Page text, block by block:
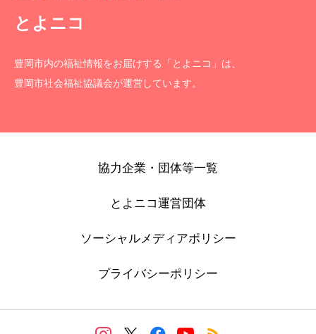
とよニコ
豊岡市内の福祉情報をお届けする「とよニコ」は、
豊岡市社会福祉協議会が運営しています。
協力企業・団体等一覧
とよニコ運営団体
ソーシャルメディアポリシー
プライバシーポリシー